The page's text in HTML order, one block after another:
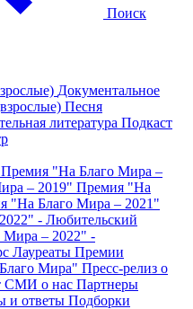
Поиск
Документальное
Песня
литература Подкаст
Премия "На Благо Мира –
– 2019" Премия "На
"На Благо Мира – 2021"
- Любительский
– 2022" -
Лауреаты Премии
Мира" Пресс-релиз о
СМИ о нас Партнеры
и ответы Подборки